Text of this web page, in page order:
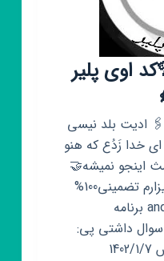
اوی پلیر
ادیت بلد نیسی
خدا زَدُع که هنو
اینجو نمیشه🤝
فیلم.کد.اهنگ.امورش میزارم تضمینی100%
کانال آموزشات and برنامه
@kod_avee_tarfand سوال داشتی پی: